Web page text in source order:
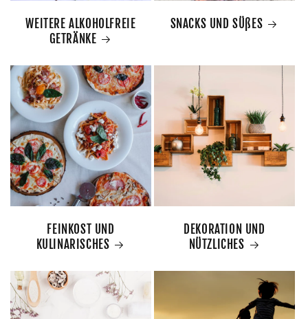
WEITERE ALKOHOLFREIE
GETRÄNKE
SNACKS UND SÜßES
FEINKOST UND
KULINARISCHES
DEKORATION UND
NÜTZLICHES